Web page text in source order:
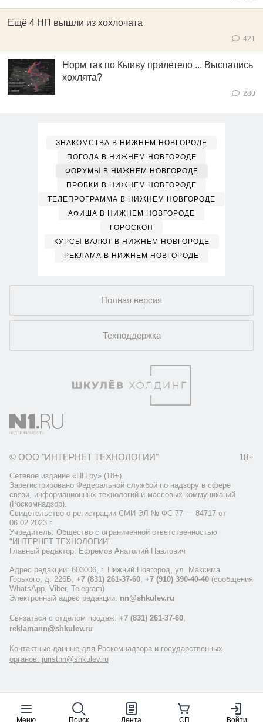
Меню Поиск Лента СП Войти
Ещё 4 НП вышли из хохлочата
421
Норм так по Кыиву прилетело ... Выспались
хохлята?
280
ЗНАКОМСТВА В НИЖНЕМ НОВГОРОДЕ
ПОГОДА В НИЖНЕМ НОВГОРОДЕ
ФОРУМЫ В НИЖНЕМ НОВГОРОДЕ
ПРОБКИ В НИЖНЕМ НОВГОРОДЕ
ТЕЛЕПРОГРАММА В НИЖНЕМ НОВГОРОДЕ
АФИША В НИЖНЕМ НОВГОРОДЕ
ГОРОСКОП
КУРСЫ ВАЛЮТ В НИЖНЕМ НОВГОРОДЕ
РЕКЛАМА В НИЖНЕМ НОВГОРОДЕ
Полная версия
Техподдержка
© ООО "ИНТЕРНЕТ ТЕХНОЛОГИИ" 18+
Сетевое издание «НН.ру» (18+).
Зарегистрировано Федеральной службой по надзору в сфере
связи, информационных технологий и массовых коммуникаций
(Роскомнадзор).
Свидетельство о регистрации СМИ ЭЛ № ФС 77 — 84717 от
06.02.2023 г.
Учредитель: Общество с ограниченной ответственностью
"ИНТЕРНЕТ ТЕХНОЛОГИИ"
Главный редактор: Ефремов Анатолий Павлович
Адрес редакции: 603006, г. Нижний Новгород, ул. Максима
Горького, д. 226Б, +7 (831) 261-37-60, +7 (910) 390-40-40 (сообщения
WhatsApp, Viber, Telegram)
Электронный адрес редакции: nn@shkulev.ru
Связаться с отделом продаж: +7 (831) 261-37-60,
reklamann@shkulev.ru
Контактные данные для Роскомнадзора и государственных
органов: juristnn@shkulev.ru